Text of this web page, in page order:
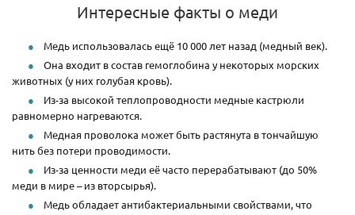
Интересные факты о меди
Медь использовалась ещё 10 000 лет назад (медный век).
Она входит в состав гемоглобина у некоторых морских
животных (у них голубая кровь).
Из-за высокой теплопроводности медные кастрюли
равномерно нагреваются.
Медная проволока может быть растянута в тончайшую
нить без потери проводимости.
Из-за ценности меди её часто перерабатывают (до 50%
меди в мире – из вторсырья).
Медь обладает антибактериальными свойствами, что